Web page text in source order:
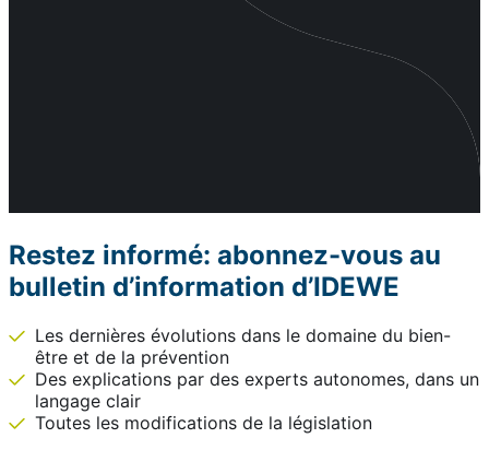
Restez informé: abonnez-vous au
bulletin d’information d’IDEWE
Les dernières évolutions dans le domaine du bien-
être et de la prévention
Des explications par des experts autonomes, dans un
langage clair
Toutes les modifications de la législation